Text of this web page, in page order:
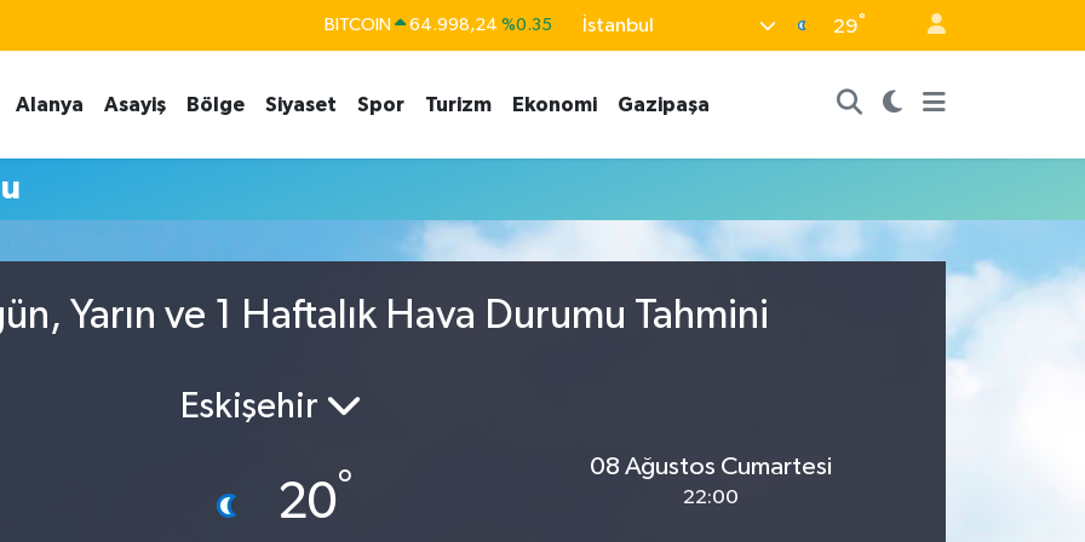
BITCOIN 64.998,24 %0.35
EURO 55,2510 %0.32
STERLİN 64,4811 %0.38
BİST100 13.779 %-14
İstanbul 29°
Alanya Asayiş Bölge Siyaset Spor Turizm Ekonomi Gazipaşa
Yarın ve 1 Haftalık Hava Durumu Tahmini
Eskişehir
20°
08 Ağustos Cumartesi
22:00